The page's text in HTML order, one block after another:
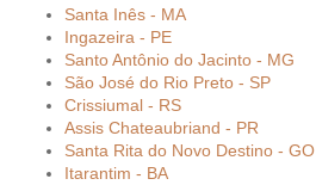
Santa Inês - MA
Ingazeira - PE
Santo Antônio do Jacinto - MG
São José do Rio Preto - SP
Crissiumal - RS
Assis Chateaubriand - PR
Santa Rita do Novo Destino - GO
Itarantim - BA